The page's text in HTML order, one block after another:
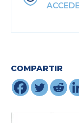
COMPARTIR